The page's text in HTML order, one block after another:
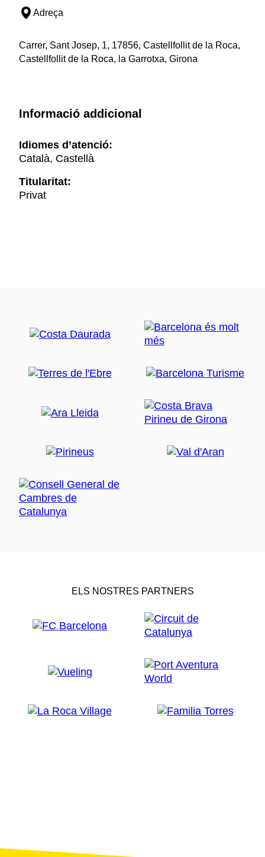
Adreça
Carrer, Sant Josep, 1, 17856, Castellfollit de la Roca,
Castellfollit de la Roca, la Garrotxa, Girona
Informació addicional
Idiomes d’atenció:
Català, Castellà
Titularitat:
Privat
ELS NOSTRES PARTNERS